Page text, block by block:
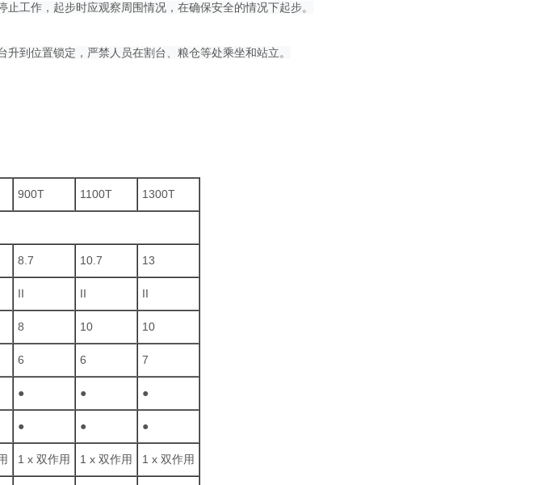
工作，起步时应观察周围情况，在确保安全的情况下起步。
到位置锁定，严禁人员在割台、粮仓等处乘坐和站立。
900T 1100T 1300T
8.7 10.7 13
II II II
8 10 10
6 6 7
● ● ●
● ● ●
1 x 双作用 1 x 双作用 1 x 双作用